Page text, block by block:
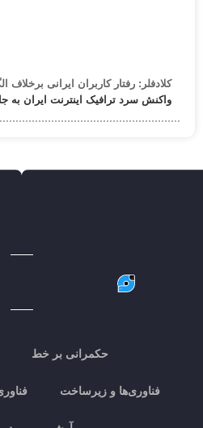
کلادفلر: رفتار کاربران ایرانی برخلاف
واکنش سرد ترافیک اینترنت ایران به جام
حکمرانی بر خط
فناوری‌ها و زیرساخت